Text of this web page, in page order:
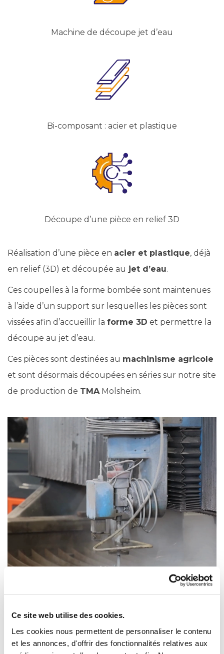
Ce site web utilise des cookies.
Les cookies nous permettent de personnaliser le contenu
et les annonces, d'offrir des fonctionnalités relatives aux
Machine de découpe jet d’eau
Bi-composant : acier et plastique
Découpe d’une pièce en relief 3D
Réalisation d’une pièce en acier et plastique, déjà
en relief (3D) et découpée au jet d’eau.
Ces coupelles à la forme bombée sont maintenues
à l’aide d’un support sur lesquelles les pièces sont
vissées afin d’accueillir la forme 3D et permettre la
découpe au jet d’eau.
Ces pièces sont destinées au machinisme agricole
et sont désormais découpées en séries sur notre site
de production de TMAMolsheim.
Lecteur
00:08
Notre machine de découpe jet d’eau